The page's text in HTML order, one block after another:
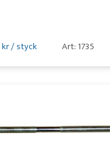
/ styck Art: 1735